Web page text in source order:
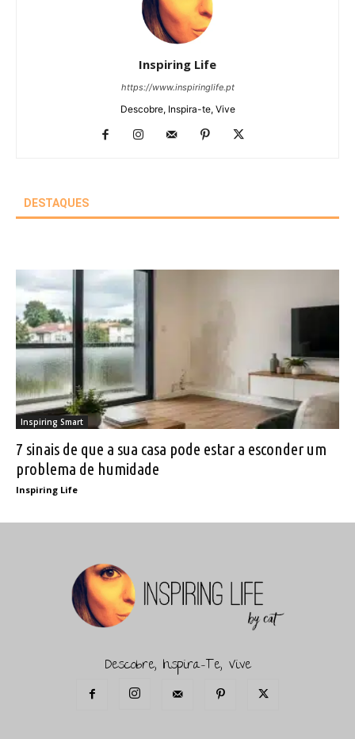
Inspiring Life
https://www.inspiringlife.pt
Descobre, Inspira-te, Vive
DESTAQUES
Inspiring Smart
7 sinais de que a sua casa pode estar a esconder um
problema de humidade
Inspiring Life
Descobre, Inspira-Te, Vive